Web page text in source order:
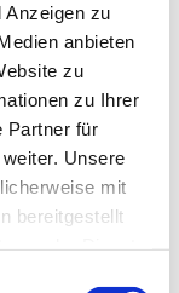
Anzeigen zu
anbieten
zu
zu Ihrer
Partner für
Unsere
mit
bereitgestellt